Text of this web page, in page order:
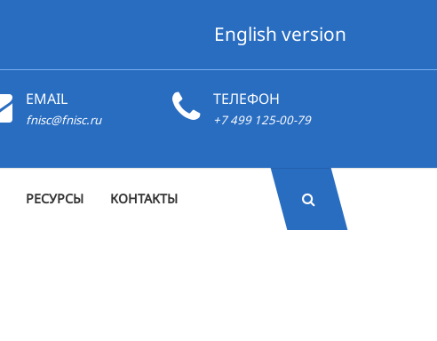
English version
EMAIL
fnisc@fnisc.ru
ТЕЛЕФОН
+7 499 125-00-79
РЕСУРСЫ КОНТАКТЫ